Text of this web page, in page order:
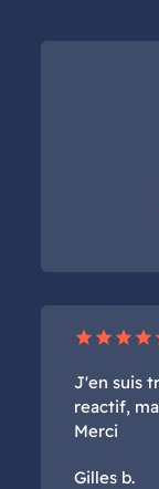
star star star star
J'en suis
reactif,
Merci
Gilles b.